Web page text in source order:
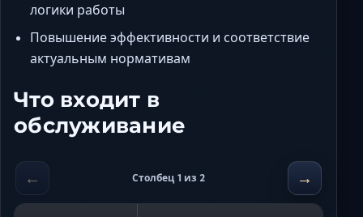
логики работы
Повышение эффективности и соответствие
актуальным нормативам
Что входит в
обслуживание
← Столбец 1 из 2 →